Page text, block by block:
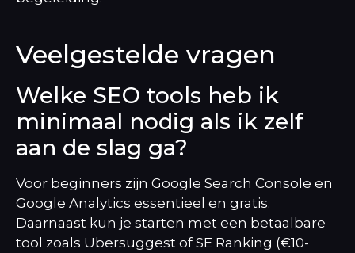
Veelgestelde vragen
Welke SEO tools heb ik
minimaal nodig als ik zelf
aan de slag ga?
Voor beginners zijn Google Search Console en
Google Analytics essentieel en gratis.
Daarnaast kun je starten met een betaalbare
tool zoals Ubersuggest of SE Ranking (€10-